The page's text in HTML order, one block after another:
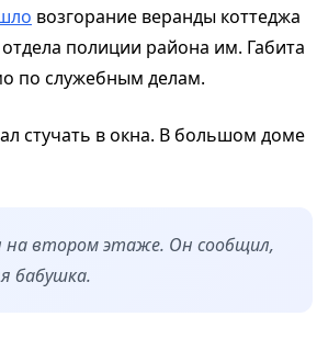
возгорание веранды коттеджа
полиции района им. Габита
по служебным делам.
стучать в окна. В большом доме
на втором этаже. Он сообщил,
бабушка.